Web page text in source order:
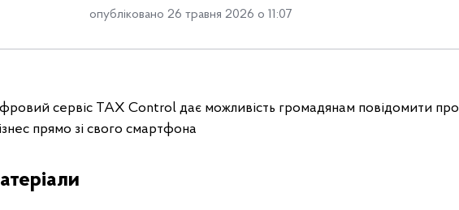
опубліковано 26 травня 2026 о 11:07
сервіс TAX Control дає можливість громадянам повідомити про
прямо зі свого смартфона